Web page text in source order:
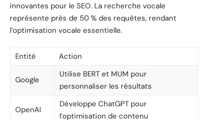
innovantes pour le SEO. La recherche vocale
représente près de 50 % des requêtes, rendant
l’optimisation vocale essentielle.
Entité Action
Google
Utilise BERT et MUM pour
personnaliser les résultats
OpenAI
Développe ChatGPT pour
l’optimisation de contenu